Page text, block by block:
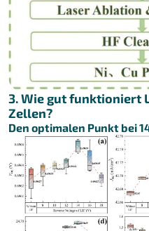
3. Wie gut funktioniert
Zellen?
Den optimalen Punkt bei